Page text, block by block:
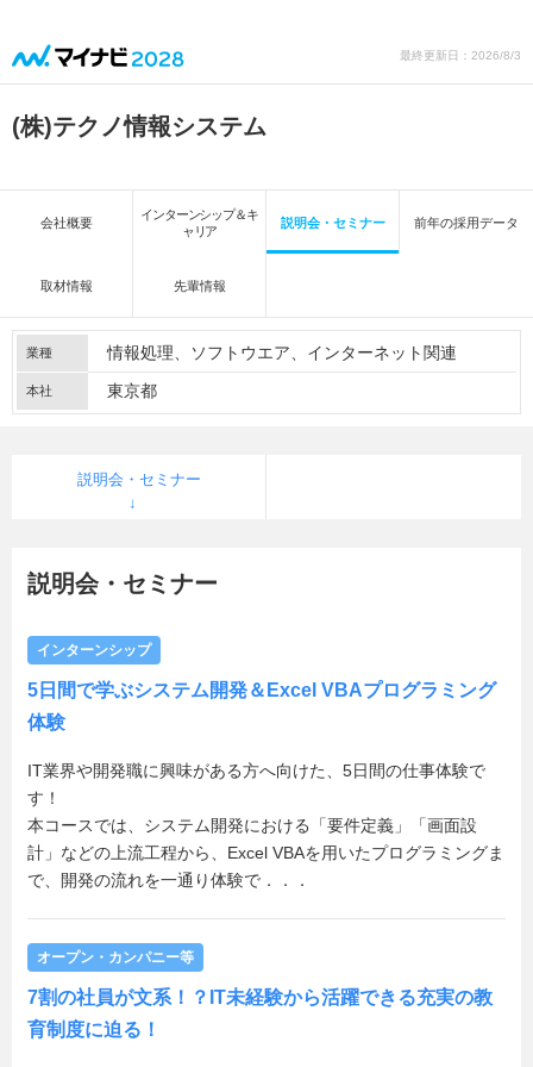
最終更新日：2026/8/3
(株)テクノ情報システム
会社概要
インターンシップ＆キ
ャリア
説明会・セミナー 前年の採用データ
取材情報 先輩情報
業種 情報処理 ソフトウエア インターネット関連
本社 東京都
説明会・セミナー
説明会・セミナー
インターンシップ
5日間で学ぶシステム開発＆Excel VBAプログラミング
体験
IT業界や開発職に興味がある方へ向けた、5日間の仕事体験で
す！
本コースでは、システム開発における「要件定義」「画面設
計」などの上流工程から、Excel VBAを用いたプログラミングま
で、開発の流れを一通り体験で．．．
オープン・カンパニー等
7割の社員が文系！？IT未経験から活躍できる充実の教
育制度に迫る！